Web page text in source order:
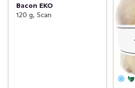
Bacon EKO
120 g, Scan